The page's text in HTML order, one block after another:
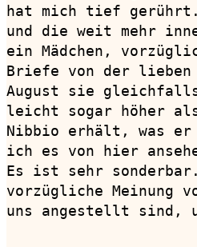
hat mich tief
und die weit mehr
ein Mädchen,
Briefe von der lieben
August sie
leicht sogar höher
Nibbio erhält, was er
ich es von hier
Es ist sehr
vorzügliche Meinung
uns angestellt sind,